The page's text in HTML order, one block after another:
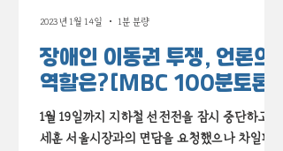
장애인 이동권 투쟁, 언론의
역할은?[MBC 100분토론]
1월 19일까지 지하철 선전전을 잠시 중단하고 오
세훈 서울시장과의 면담을 요청했으나 차일피일
2023년 1월 14일 1분 분량